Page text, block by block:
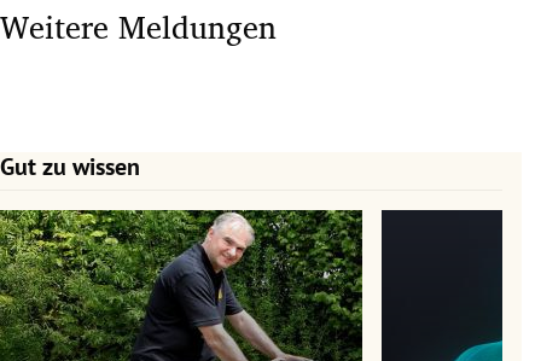
Weitere Meldungen
Gut zu wissen
Slide 1 von 7